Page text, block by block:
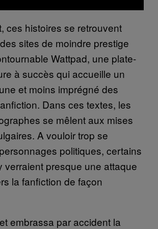
ces histoires se retrouvent
sites de moindre prestige
Wattpad, une plate-
à succès qui accueille un
et moins imprégné des
Dans ces textes, les
se mêlent aux mises
A vouloir trop se
politiques, certains
verraient presque une attaque
la fanfiction de façon
embrassa par accident la